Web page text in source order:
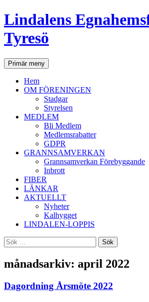
Lindalens
Tyresö
SökPrimär meny Hoppa
till
Hem
OM FÖRENINGEN
Stadgar
Styrelsen
MEDLEM
Bli Medlem
Medlemsrabatter
GDPR
GRANNSAMVERKAN
Grannsamverkan Förebyggande
Inbrott
FIBER
LÄNKAR
AKTUELLT
Nyheter
Kalhygget
LINDALEN-LOPPIS
Sök
efter:
månadsarkiv: april 2022
Dagordning Årsmöte 2022